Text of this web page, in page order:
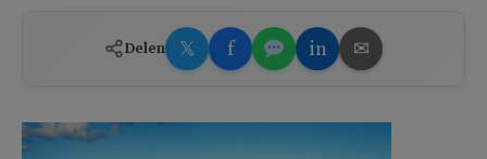
Delen 𝕏 f in ✉